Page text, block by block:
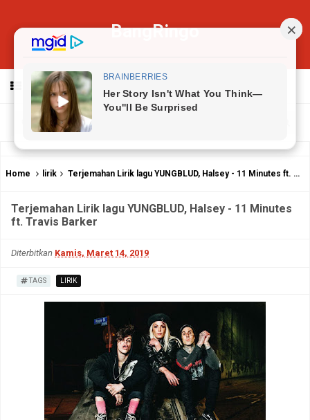
BangRingo
MENU
Home lirik Terjemahan Lirik lagu YUNGBLUD, Halsey - 11 Minutes ft. Travis Barker
Terjemahan Lirik lagu YUNGBLUD, Halsey - 11 Minutes
ft. Travis Barker
Diterbitkan Kamis, Maret 14, 2019
TAGS LIRIK